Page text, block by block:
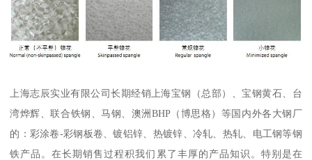
上海志辰实业有限公司长期经销上海宝钢（总部）、宝钢黄石、台
湾烨辉、联合铁钢、马钢、澳洲BHP（博思格）等国内外各大钢厂
的：彩涂卷-彩钢板卷、镀铝锌、热镀锌、冷轧、热轧、电工钢等钢
铁产品。在长期销售过程积我们累了丰厚的产品知识。特别是在